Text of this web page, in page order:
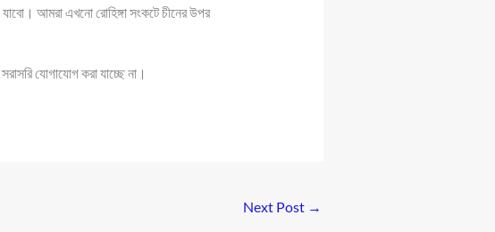
আমরা এখনো রোহিঙ্গা সংকটে চীনের উপর
যোগাযোগ করা যাচ্ছে না।
Next Post →